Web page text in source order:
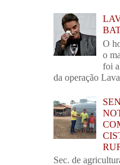
O
o
foi
da operação
Sec. de